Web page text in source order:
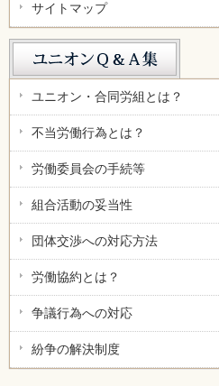
サイトマップ
ユニオン・合同労組とは？
不当労働行為とは？
労働委員会の手続等
組合活動の妥当性
団体交渉への対応方法
労働協約とは？
争議行為への対応
紛争の解決制度